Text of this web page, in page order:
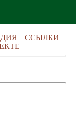
ССЫЛКИ